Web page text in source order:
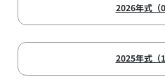
2026年式（0
2025年式（1